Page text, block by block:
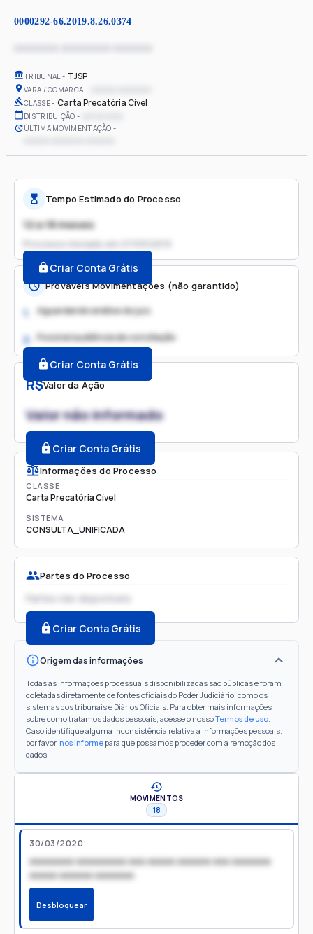
0000292-66.2019.8.26.0374
TRIBUNAL TJSP
VARA / COMARCA
CLASSE Carta Precatória Cível
DISTRIBUIÇÃO
ÚLTIMA MOVIMENTAÇÃO
R$Valor da Ação
Valor não informado
Criar Conta Grátis
Informações do Processo
CLASSE
Carta Precatória Cível
SISTEMA
CONSULTA_UNIFICADA
Partes do Processo
Partes não disponíveis
Criar Conta Grátis
Origem das informações
Todas as informações processuais disponibilizadas são públicas e foram
coletadas diretamente de fontes oficiais do Poder Judiciário, como os
sistemas dos tribunais e Diários Oficiais. Para obter mais informações
sobre como tratamos dados pessoais, acesse o nossoTermos de uso.
Caso identifique alguma inconsistência relativa a informações pessoais,
por favor, nos informe para que possamos proceder com a remoção dos
dados.
Tempo Estimado do Processo
12 a 18 meses
Processo iniciado em
Criar Conta Grátis
Prováveis Movimentações (não garantido)
1. Aguardando análise do juiz
2. Possível audiência de conciliação
Criar Conta Grátis
MOVIMENTOS
18
30/03/2020
xxxxxxxx xxxxxxxxx xxx xxxxx xxxxxx xxx xxxxxxx
xxxxx xxxxxx xxxxxxx
Desbloquear